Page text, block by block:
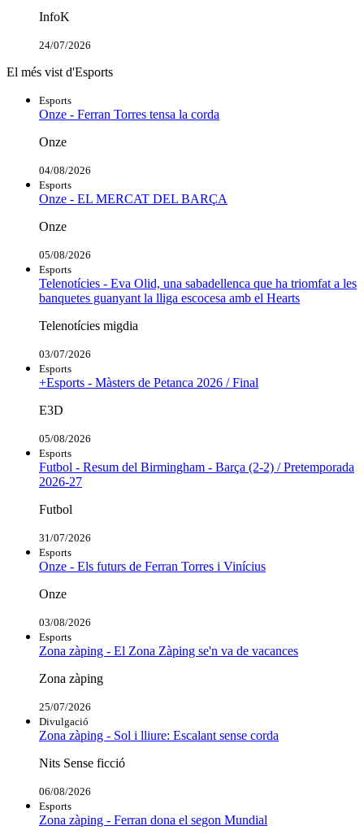
InfoK
24/07/2026
El més vist d'Esports
Esports
Onze - Ferran Torres tensa la corda
Onze
04/08/2026
Esports
Onze - EL MERCAT DEL BARÇA
Onze
05/08/2026
Esports
Telenotícies - Eva Olid, una sabadellenca que ha triomfat a les
banquetes guanyant la lliga escocesa amb el Hearts
Telenotícies migdia
03/07/2026
Esports
+Esports - Màsters de Petanca 2026 / Final
E3D
05/08/2026
Esports
Futbol - Resum del Birmingham - Barça (2-2) / Pretemporada
2026-27
Futbol
31/07/2026
Esports
Onze - Els futurs de Ferran Torres i Vinícius
Onze
03/08/2026
Esports
Zona zàping - El Zona Zàping se'n va de vacances
Zona zàping
25/07/2026
Divulgació
Zona zàping - Sol i lliure: Escalant sense corda
Nits Sense ficció
06/08/2026
Esports
Zona zàping - Ferran dona el segon Mundial